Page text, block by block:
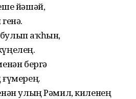
йәшәй,
аҡһын,
бергә
улың Рәмил, киленең